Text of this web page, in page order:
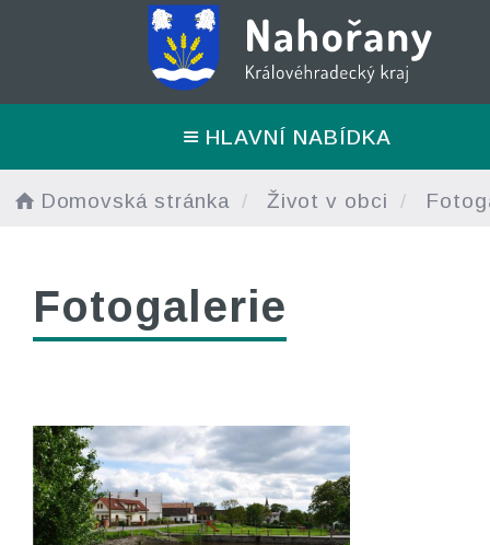
HLAVNÍ NABÍDKA
Domovská stránka Život v obci
Fotogalerie